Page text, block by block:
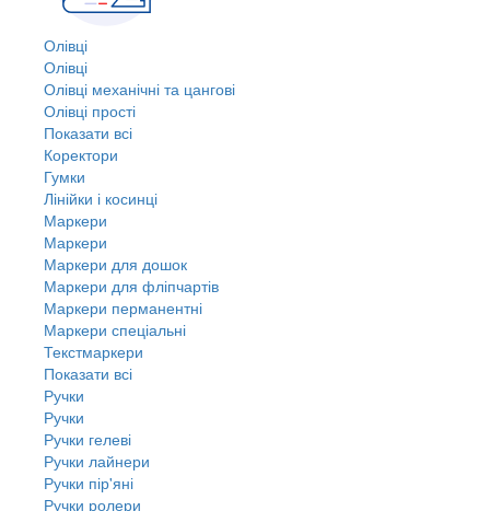
Олівці
Олівці
Олівці механічні та цангові
Олівці прості
Показати всі
Коректори
Гумки
Лінійки і косинці
Маркери
Маркери
Маркери для дошок
Маркери для фліпчартів
Маркери перманентні
Маркери спеціальні
Текстмаркери
Показати всі
Ручки
Ручки
Ручки гелеві
Ручки лайнери
Ручки пір'яні
Ручки ролери